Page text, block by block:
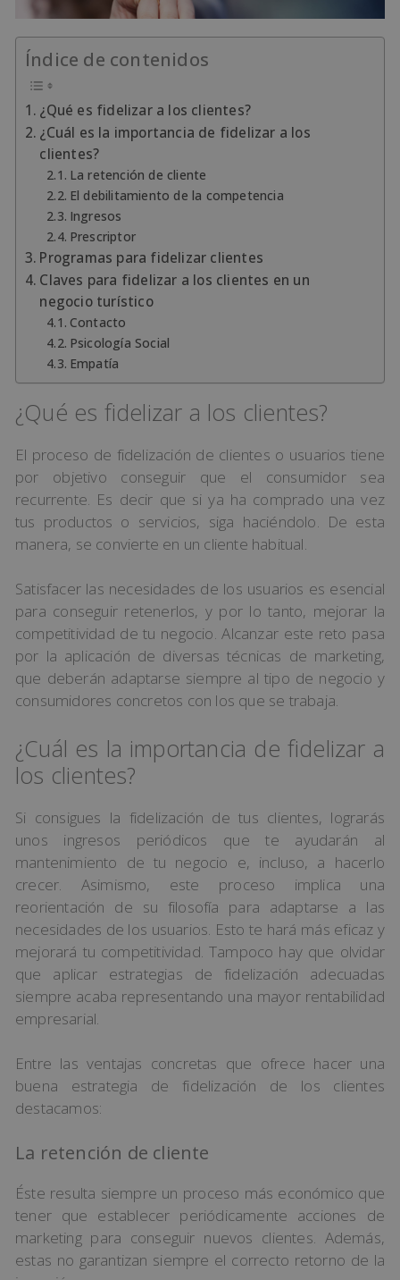
Índice de contenidos
¿Qué es fidelizar a los clientes?
¿Cuál es la importancia de fidelizar a los
clientes?
La retención de cliente
El debilitamiento de la competencia
Ingresos
Prescriptor
Programas para fidelizar clientes
Claves para fidelizar a los clientes en un
negocio turístico
Contacto
Psicología Social
Empatía
¿Qué es fidelizar a los clientes?
El proceso de fidelización de clientes o usuarios tiene
por objetivo conseguir que el consumidor sea
recurrente. Es decir que si ya ha comprado una vez
tus productos o servicios, siga haciéndolo. De esta
manera, se convierte en un cliente habitual.
Satisfacer las necesidades de los usuarios es esencial
para conseguir retenerlos, y por lo tanto, mejorar la
competitividad de tu negocio. Alcanzar este reto pasa
por la aplicación de diversas técnicas de marketing,
que deberán adaptarse siempre al tipo de negocio y
consumidores concretos con los que se trabaja.
¿Cuál es la importancia de fidelizar a
los clientes?
Si consigues la fidelización de tus clientes, lograrás
unos ingresos periódicos que te ayudarán al
mantenimiento de tu negocio e, incluso, a hacerlo
crecer. Asimismo, este proceso implica una
reorientación de su filosofía para adaptarse a las
necesidades de los usuarios. Esto te hará más eficaz y
mejorará tu competitividad. Tampoco hay que olvidar
que aplicar estrategias de fidelización adecuadas
siempre acaba representando una mayor rentabilidad
empresarial.
Entre las ventajas concretas que ofrece hacer una
buena estrategia de fidelización de los clientes
destacamos:
La retención de cliente
Éste resulta siempre un proceso más económico que
tener que establecer periódicamente acciones de
marketing para conseguir nuevos clientes. Además,
estas no garantizan siempre el correcto retorno de la